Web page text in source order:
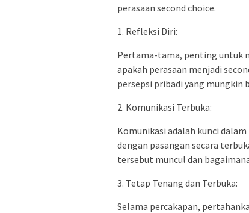
perasaan second choice.
1. Refleksi Diri:
Pertama-tama, penting untuk
apakah perasaan menjadi
persepsi pribadi yang mungkin
2. Komunikasi Terbuka:
Komunikasi adalah kunci
dengan pasangan secara
tersebut muncul dan
3. Tetap Tenang dan Terbuka:
Selama percakapan,